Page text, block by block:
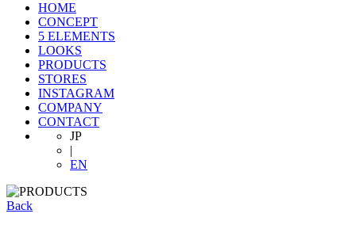
HOME
CONCEPT
5 ELEMENTS
LOOKS
PRODUCTS
STORES
INSTAGRAM
COMPANY
CONTACT
JP
|
EN
Back